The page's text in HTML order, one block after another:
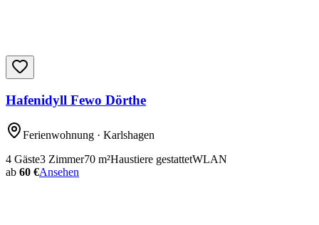
Hafenidyll Fewo Dörthe
Ferienwohnung · Karlshagen
4 Gäste3 Zimmer70 m²Haustiere gestattetWLAN
ab 60 €Ansehen